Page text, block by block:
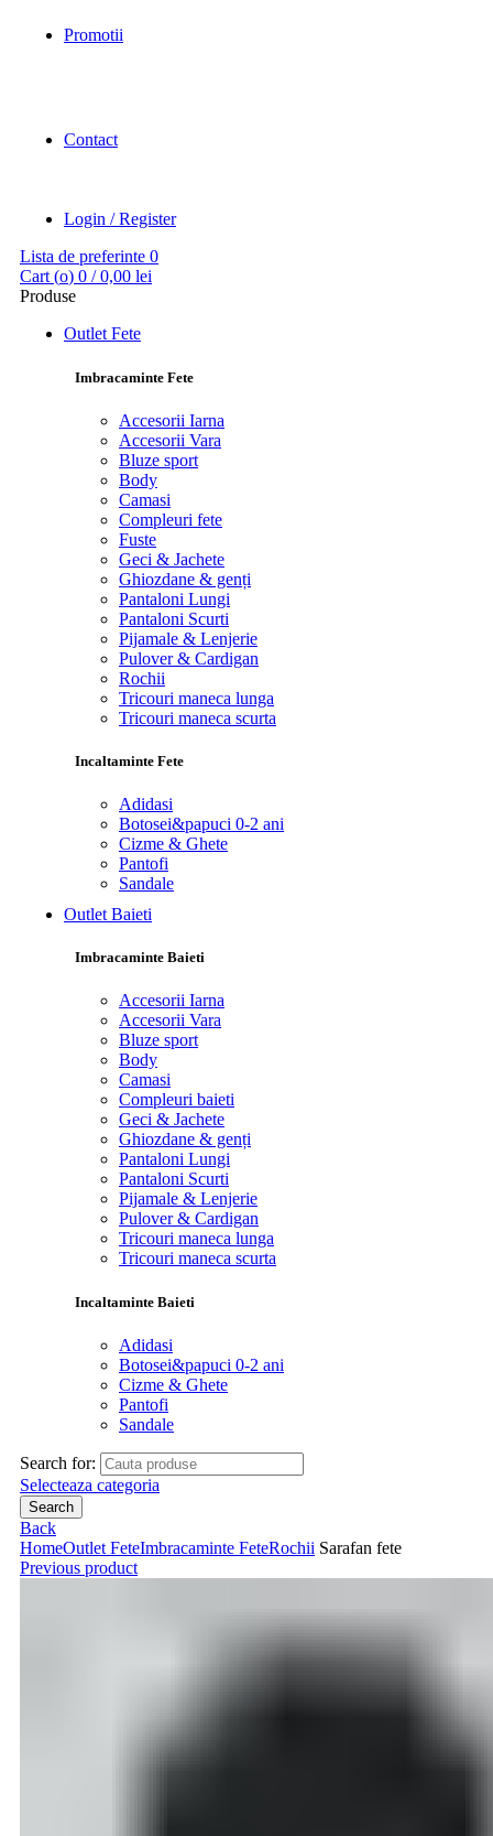
Promotii
Contact
Login / Register
Lista de preferinte 0
Cart (o) 0 / 0,00 lei
Produse
Outlet Fete
Imbracaminte Fete
Accesorii Iarna
Accesorii Vara
Bluze sport
Body
Camasi
Compleuri fete
Fuste
Geci & Jachete
Ghiozdane & genți
Pantaloni Lungi
Pantaloni Scurti
Pijamale & Lenjerie
Pulover & Cardigan
Rochii
Tricouri maneca lunga
Tricouri maneca scurta
Incaltaminte Fete
Adidasi
Botosei&papuci 0-2 ani
Cizme & Ghete
Pantofi
Sandale
Outlet Baieti
Imbracaminte Baieti
Accesorii Iarna
Accesorii Vara
Bluze sport
Body
Camasi
Compleuri baieti
Geci & Jachete
Ghiozdane & genți
Pantaloni Lungi
Pantaloni Scurti
Pijamale & Lenjerie
Pulover & Cardigan
Tricouri maneca lunga
Tricouri maneca scurta
Incaltaminte Baieti
Adidasi
Botosei&papuci 0-2 ani
Cizme & Ghete
Pantofi
Sandale
Search for:
Selecteaza categoria
Search
Back
HomeOutlet FeteImbracaminte FeteRochii Sarafan fete
Previous product